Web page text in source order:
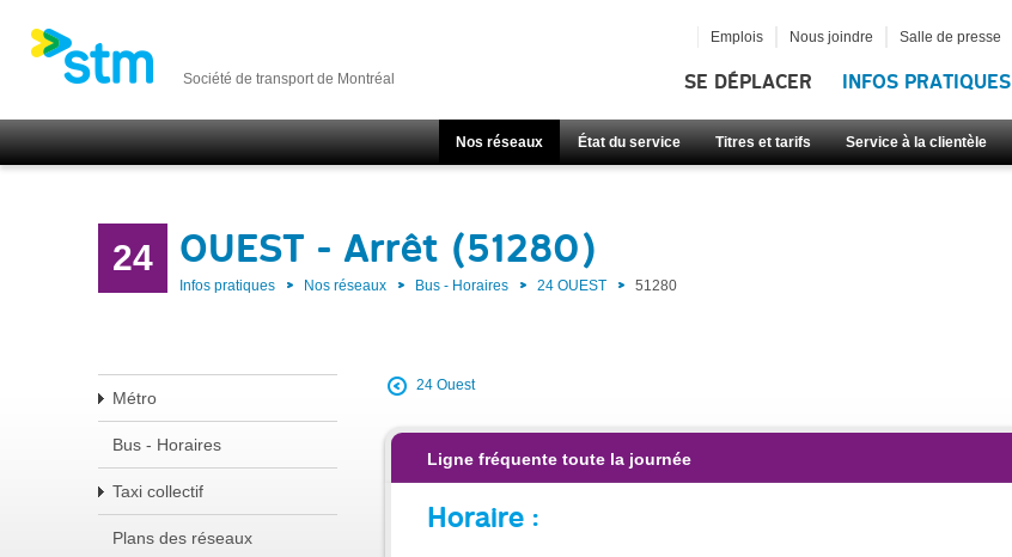
Société de transport de Montréal SE DÉPLACER INFOS PRATIQUES
Nos réseaux État du service Titres et tarifs Service à la clientèle
Emplois Nous joindre Salle de presse
24 OUEST - Arrêt (51280)
Infos pratiques Nos réseaux Bus - Horaires 24 OUEST 51280
Métro
Bus - Horaires
Taxi collectif
Plans des réseaux
24 Ouest
Ligne fréquente toute la journée
Horaire :